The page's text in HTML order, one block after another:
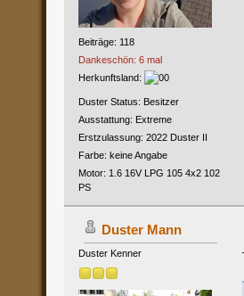
Beiträge: 118
Dankeschön: 6 mal
Herkunftsland:
Duster Status: Besitzer
Ausstattung: Extreme
Erstzulassung: 2022 Duster II
Farbe: keine Angabe
Motor: 1.6 16V LPG 105 4x2 102
PS
Duster Mann
Duster Kenner